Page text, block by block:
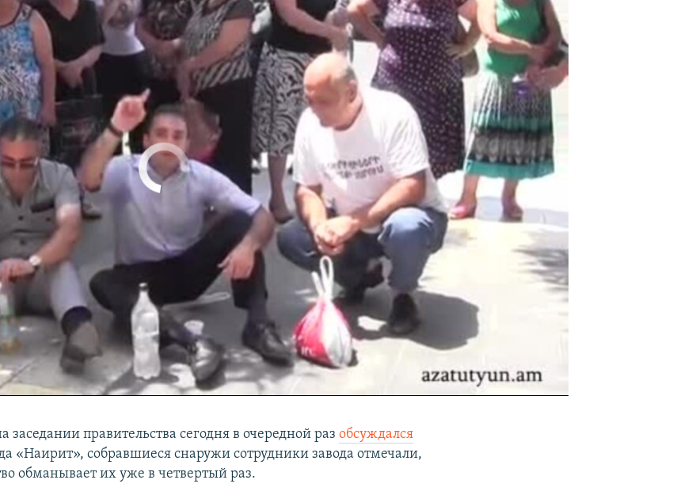
No media source currently available
заседании правительства сегодня в очередной разобсуждался
«Наирит», собравшиеся снаружи сотрудники завода отмечали,
обманывает их уже в четвертый раз.